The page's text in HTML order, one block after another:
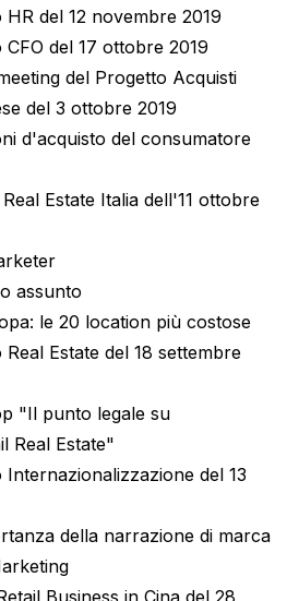
del 12 novembre 2019
del 17 ottobre 2019
del Progetto Acquisti
del 3 ottobre 2019
d'acquisto del consumatore
Estate Italia dell'11 ottobre
assunto
le 20 location più costose
Estate del 18 settembre
"Il punto legale su
Real Estate"
Internazionalizzazione del 13
della narrazione di marca